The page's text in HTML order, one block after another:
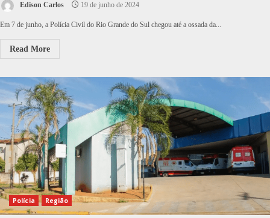
Edison Carlos 19 de junho de 2024
Em 7 de junho, a Polícia Civil do Rio Grande do Sul chegou até a ossada da...
Read More
Polícia Região